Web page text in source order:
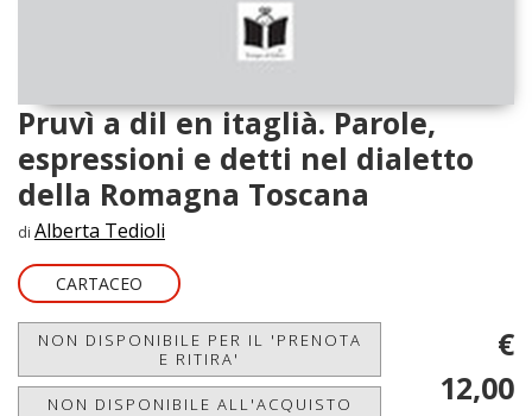
Pruvì a dil en itaglià. Parole,
espressioni e detti nel dialetto
della Romagna Toscana
di Alberta Tedioli
CARTACEO
NON DISPONIBILE PER IL 'PRENOTA
E RITIRA'
NON DISPONIBILE ALL'ACQUISTO
€
12,00